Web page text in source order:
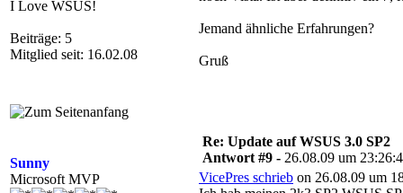
I Love WSUS!
Beiträge: 5
Mitglied seit: 16.02.08
Jemand ähnliche Erfahrungen?
Gruß
Sunny
Microsoft MVP
Re: Update auf WSUS 3.0 SP2
Antwort #9 - 26.08.09 um
VicePres schrieb on 26.08.09 um